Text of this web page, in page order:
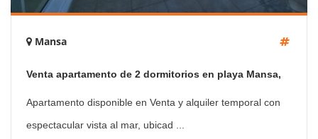
Mansa
Venta apartamento de 2 dormitorios en playa Mansa,
Gala Tower
Apartamento disponible en Venta y alquiler temporal con
espectacular vista al mar, ubicad ...